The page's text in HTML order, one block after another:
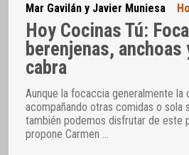
Mar Gavilán y Javier Muniesa
Hoy Cocinas Tú:
berenjenas, anchoas
cabra
Aunque la focaccia generalmente la
acompañando otras comidas o sola
también podemos disfrutar de este
propone Carmen …